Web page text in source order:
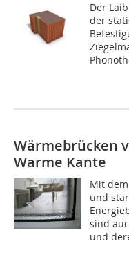
Der
der
Wärmebrücken
Warme Kante
Mit
und
sind
und